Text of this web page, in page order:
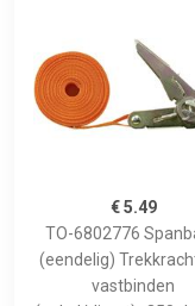
€ 5.49
TO-6802776
(eendelig)
vastbinden